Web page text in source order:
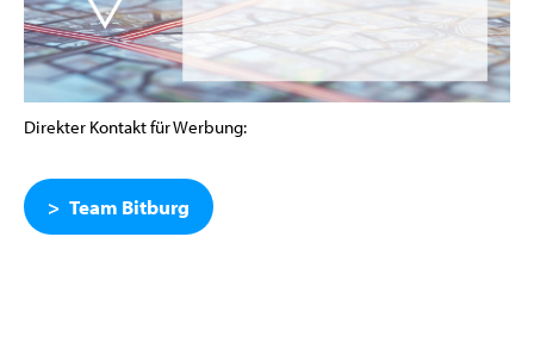
Direkter Kontakt für Werbung:
Team Bitburg